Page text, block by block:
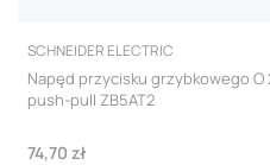
PRODUCENT
SCHNEIDER ELECTRIC
Napęd przycisku grzybkowego O
push-pull ZB5AT2
Cena
74,70 zł